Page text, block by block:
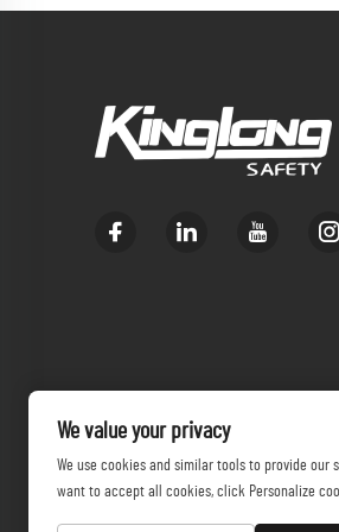
We value your privacy
We use cookies and similar tools to provide our
want to accept all cookies, click Personalize